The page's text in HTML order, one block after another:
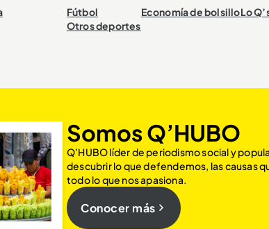
Fútbol
Otros deportes
Economía de bolsilloLo
Somos Q’HUBO
Q’HUBO líder de periodismo social y
descubrir lo que defendemos, las causas
todo lo que nos apasiona.
Conocer más